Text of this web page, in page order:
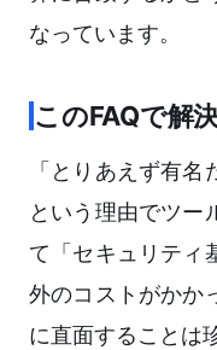
なっています。
このFAQで解
「とりあえず有名
という理由でツー
て「セキュリティ
外のコストがかか
に直面することは